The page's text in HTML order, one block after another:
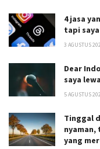
4 jasa
tapi
3 AGUSTUS
Dear
saya
5 AGUSTUS
Tinggal
yang